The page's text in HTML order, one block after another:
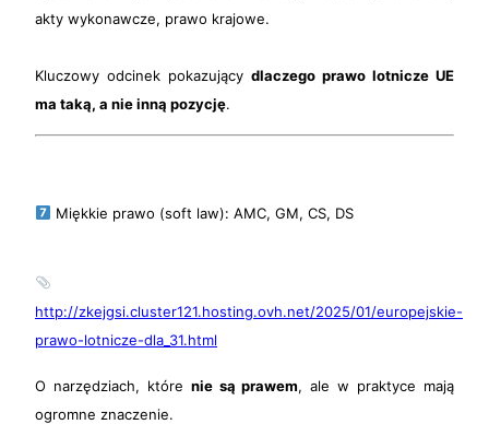
akty wykonawcze, prawo krajowe.
Kluczowy odcinek pokazujący dlaczego prawo lotnicze UE
ma taką, a nie inną pozycję.
Miękkie prawo (soft law): AMC, GM, CS, DS
http://zkejgsi.cluster121.hosting.ovh.net/2025/01/europejskie-
prawo-lotnicze-dla_31.html
O narzędziach, które nie są prawem, ale w praktyce mają
ogromne znaczenie.